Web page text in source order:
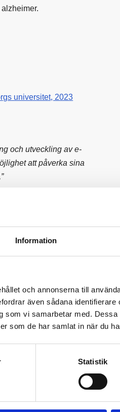
Information
och annonserna till
även sådana identifierare
som vi samarbetar med.
som de har samlat in när du
Statistik
universitet, 2023
och utveckling av e-
att påverka sina
som vetenskapligt
texterna baseras på
av